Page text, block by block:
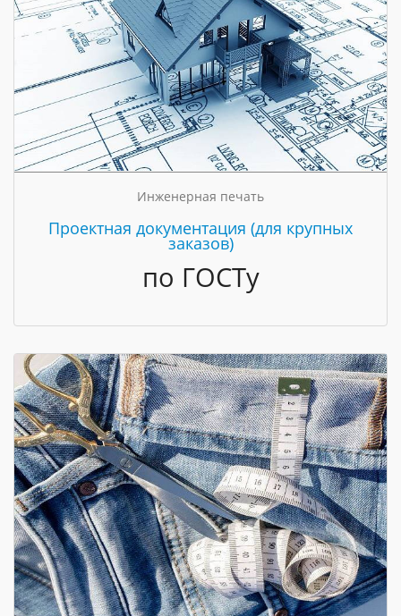
Инженерная печать
Проектная документация (для крупных
заказов)
по ГОСТу